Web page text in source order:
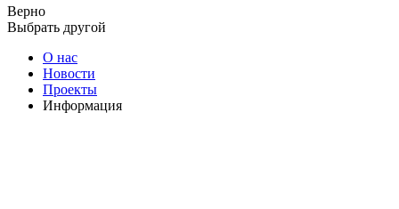
Верно
Выбрать другой
О нас
Новости
Проекты
Информация